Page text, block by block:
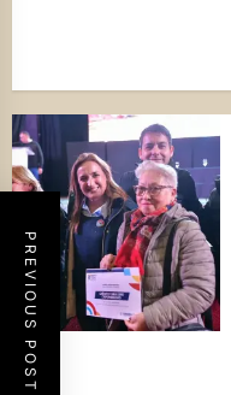
PREVIOUS POST